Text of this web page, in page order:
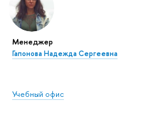
Менеджер
Гапонова Надежда Сергеевна
Учебный офис